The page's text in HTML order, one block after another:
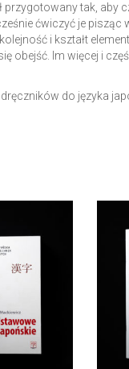
tak, aby
ćwiczyć je pisząc
i kształt
obejść. Im więcej i
do języka